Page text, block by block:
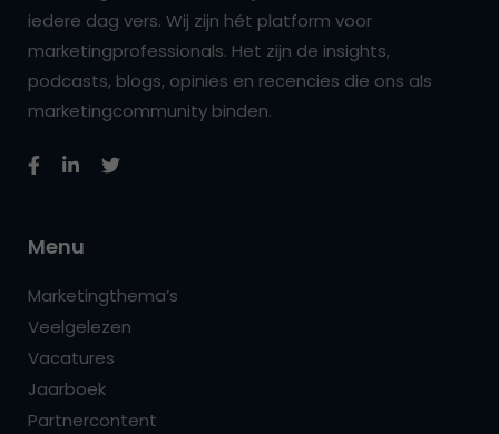
iedere dag vers. Wij zijn hét platform voor
marketingprofessionals. Het zijn de insights,
podcasts, blogs, opinies en recencies die ons als
marketingcommunity binden.
Menu
Marketingthema’s
Veelgelezen
Vacatures
Jaarboek
Partnercontent